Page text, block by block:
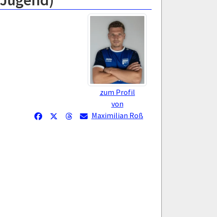
zum Profil
von
Maximilian Roß